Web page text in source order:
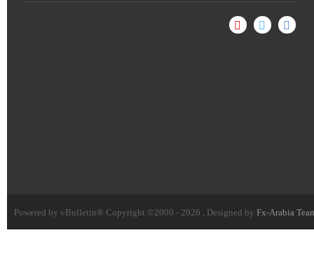
Powered by vBulletin® Copyright ©2000 - 2026 , Designed by Fx-Arabia